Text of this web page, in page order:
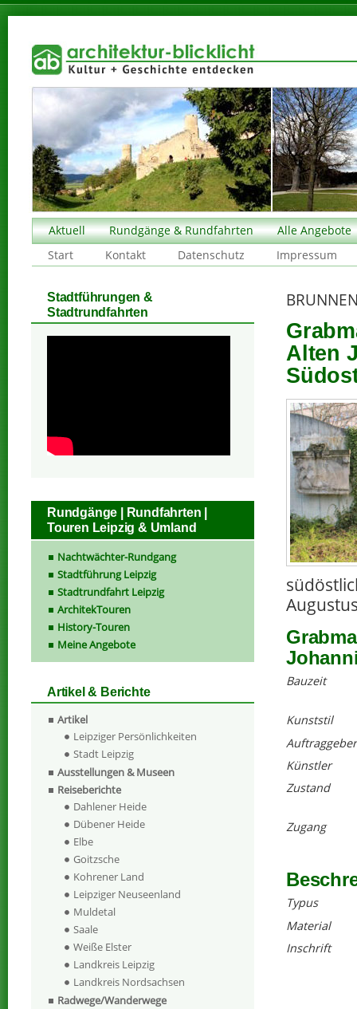
Aktuell Rundgänge & Rundfahrten
Alle Angebote
Start
Kontakt Datenschutz Impressum
Alten
Bauzeit
Kunststil
Auftraggeber
Künstler
Zustand
Zugang
Typus
Material
Inschrift
Stadtführungen &
Stadtrundfahrten
Rundgänge | Rundfahrten |
Touren Leipzig & Umland
Nachtwächter-Rundgang
Stadtführung Leipzig
Stadtrundfahrt Leipzig
ArchitekTouren
History-Touren
Meine Angebote
Artikel & Berichte
Artikel
Leipziger Persönlichkeiten
Stadt Leipzig
Ausstellungen & Museen
Reiseberichte
Dahlener Heide
Dübener Heide
Elbe
Goitzsche
Kohrener Land
Leipziger Neuseenland
Muldetal
Saale
Weiße Elster
Landkreis Leipzig
Landkreis Nordsachsen
Radwege/Wanderwege